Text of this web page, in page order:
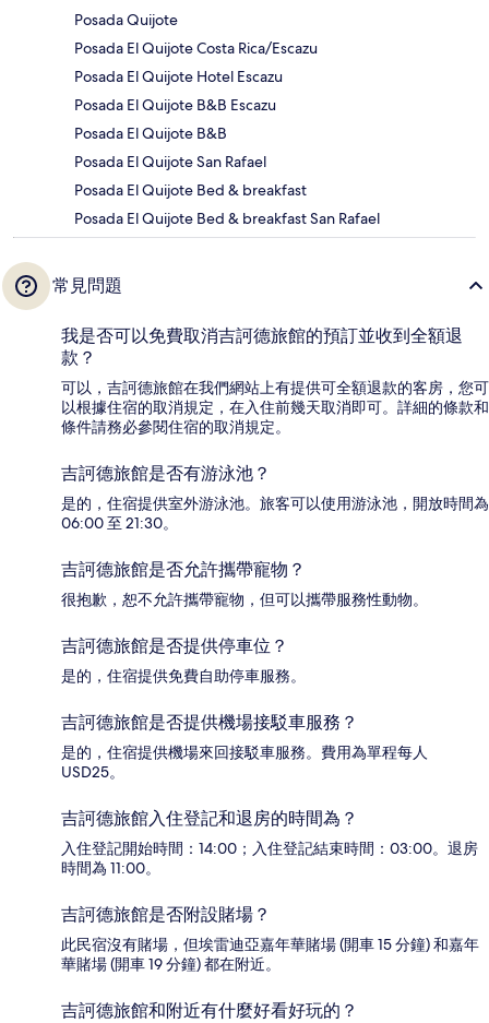
Posada Quijote
Posada El Quijote Costa Rica/Escazu
Posada El Quijote Hotel Escazu
Posada El Quijote B&B Escazu
Posada El Quijote B&B
Posada El Quijote San Rafael
Posada El Quijote Bed & breakfast
Posada El Quijote Bed & breakfast San Rafael
常見問題
我是否可以免費取消吉訶德旅館的預訂並收到全額退
款？
可以，吉訶德旅館在我們網站上有提供可全額退款的客房，您可
以根據住宿的取消規定，在入住前幾天取消即可。詳細的條款和
條件請務必參閱住宿的取消規定。
吉訶德旅館是否有游泳池？
是的，住宿提供室外游泳池。旅客可以使用游泳池，開放時間為
06:00 至 21:30。
吉訶德旅館是否允許攜帶寵物？
很抱歉，恕不允許攜帶寵物，但可以攜帶服務性動物。
吉訶德旅館是否提供停車位？
是的，住宿提供免費自助停車服務。
吉訶德旅館是否提供機場接駁車服務？
是的，住宿提供機場來回接駁車服務。費用為單程每人
USD25。
吉訶德旅館入住登記和退房的時間為？
入住登記開始時間：14:00；入住登記結束時間：03:00。退房
時間為 11:00。
吉訶德旅館是否附設賭場？
此民宿沒有賭場，但埃雷迪亞嘉年華賭場 (開車 15 分鐘) 和嘉年
華賭場 (開車 19 分鐘) 都在附近。
吉訶德旅館和附近有什麼好看好玩的？